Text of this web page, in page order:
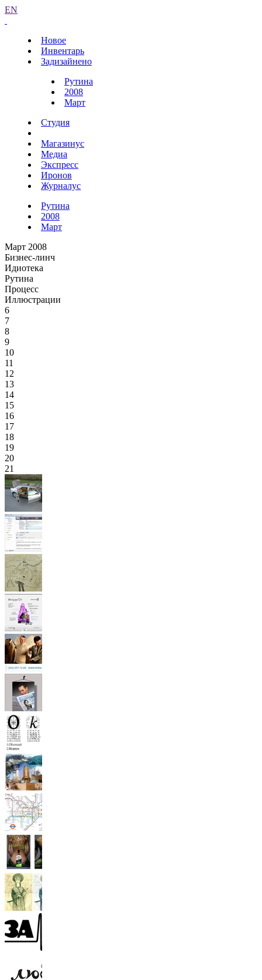
EN
Новое
Инвентарь
Задизайнено
Рутина
2008
Март
Студия
Магазинус
Медиа
Экспресс
Иронов
Журналус
Рутина
2008
Март
Март 2008
Бизнес-линч
Идиотека
Рутина
Процесс
Иллюстрации
6
7
8
9
10
11
12
13
14
15
16
17
18
19
20
21